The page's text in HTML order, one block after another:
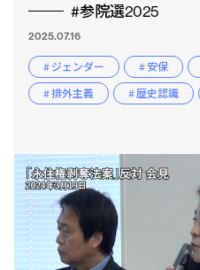
#参院選2025
2025.07.16
# ジェンダー # 安保
# 排外主義
# 歴史認識